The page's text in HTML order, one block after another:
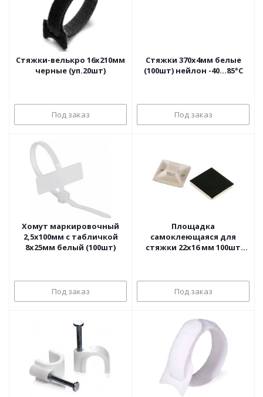
Стяжки-велькро 16х210мм
черные (уп.20шт)
Под заказ
Стяжки 370х4мм белые
(100шт) нейлон -40...85°C
Под заказ
Хомут маркировочный
2,5х100мм с табличкой
8х25мм белый (100шт)
Под заказ
Площадка
самоклеющаяся для
стяжки 22х16 мм 100шт
Под заказ